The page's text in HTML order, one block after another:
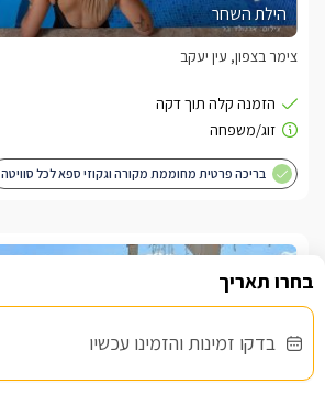
בדקו זמינות והזמינו עכשיו
הילת השחר
צימר בצפון, עין יעקב
בריכה פרטית מחוממת מקורה וגקוזי ספא לכל סוויטה